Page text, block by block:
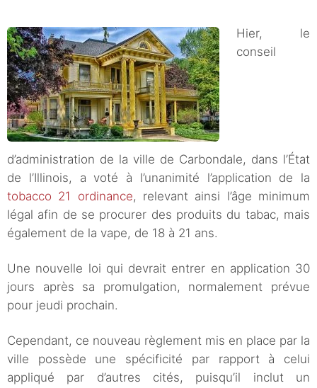
Hier, le
conseil
d’administration de la ville de Carbondale, dans l’État
de l’Illinois, a voté à l’unanimité l’application de la
tobacco 21 ordinance, relevant ainsi l’âge minimum
légal afin de se procurer des produits du tabac, mais
également de la vape, de 18 à 21 ans.
Une nouvelle loi qui devrait entrer en application 30
jours après sa promulgation, normalement prévue
pour jeudi prochain.
Cependant, ce nouveau règlement mis en place par la
ville possède une spécificité par rapport à celui
appliqué par d’autres cités, puisqu’il inclut un